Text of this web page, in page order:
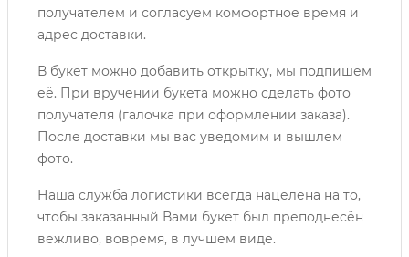
получателем и согласуем комфортное время и
адрес доставки.
В букет можно добавить открытку, мы подпишем
её. При вручении букета можно сделать фото
получателя (галочка при оформлении заказа).
После доставки мы вас уведомим и вышлем
фото.
Наша служба логистики всегда нацелена на то,
чтобы заказанный Вами букет был преподнесён
вежливо, вовремя, в лучшем виде.